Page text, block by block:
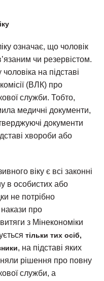
означає, що чоловік
чи резервістом.
на підставі
(ВЛК) про
служби. Тобто,
медичні документи,
документи
хвороби або
віку є всі законні
в особистих або
не потрібно
про
з Мінекономіки
тільки тих осіб,
, на підставі яких
рішення про повну
служби, а